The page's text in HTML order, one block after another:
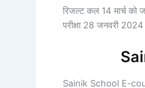
रिजल्ट कल 14 मार्च को
परीक्षा 28 जनवरी 2024
Sainik School E-